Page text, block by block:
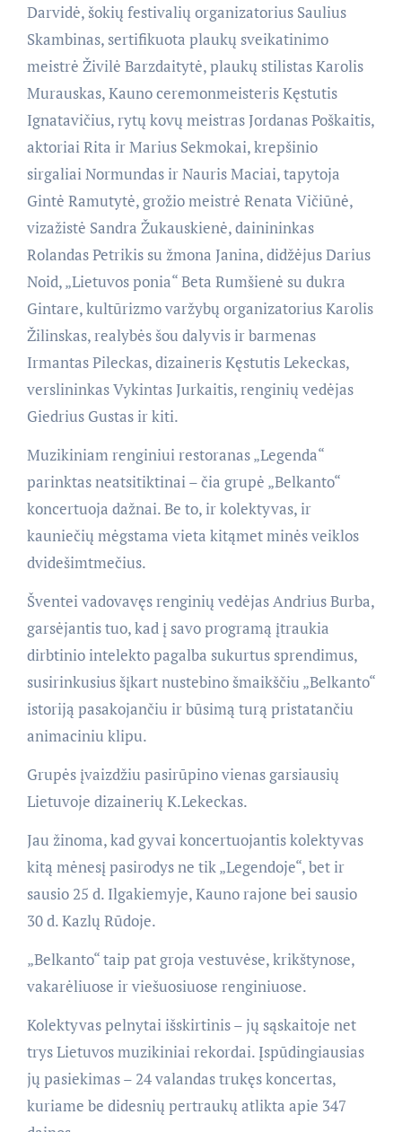
Darvidė, šokių festivalių organizatorius Saulius
Skambinas, sertifikuota plaukų sveikatinimo
meistrė Živilė Barzdaitytė, plaukų stilistas Karolis
Murauskas, Kauno ceremonmeisteris Kęstutis
Ignatavičius, rytų kovų meistras Jordanas Poškaitis,
aktoriai Rita ir Marius Sekmokai, krepšinio
sirgaliai Normundas ir Nauris Maciai, tapytoja
Gintė Ramutytė, grožio meistrė Renata Vičiūnė,
vizažistė Sandra Žukauskienė, dainininkas
Rolandas Petrikis su žmona Janina, didžėjus Darius
Noid, „Lietuvos ponia“ Beta Rumšienė su dukra
Gintare, kultūrizmo varžybų organizatorius Karolis
Žilinskas, realybės šou dalyvis ir barmenas
Irmantas Pileckas, dizaineris Kęstutis Lekeckas,
verslininkas Vykintas Jurkaitis, renginių vedėjas
Giedrius Gustas ir kiti.
Muzikiniam renginiui restoranas „Legenda“
parinktas neatsitiktinai – čia grupė „Belkanto“
koncertuoja dažnai. Be to, ir kolektyvas, ir
kauniečių mėgstama vieta kitąmet minės veiklos
dvidešimtmečius.
Šventei vadovavęs renginių vedėjas Andrius Burba,
garsėjantis tuo, kad į savo programą įtraukia
dirbtinio intelekto pagalba sukurtus sprendimus,
susirinkusius šįkart nustebino šmaikščiu „Belkanto“
istoriją pasakojančiu ir būsimą turą pristatančiu
animaciniu klipu.
Grupės įvaizdžiu pasirūpino vienas garsiausių
Lietuvoje dizainerių K.Lekeckas.
Jau žinoma, kad gyvai koncertuojantis kolektyvas
kitą mėnesį pasirodys ne tik „Legendoje“, bet ir
sausio 25 d. Ilgakiemyje, Kauno rajone bei sausio
30 d. Kazlų Rūdoje.
„Belkanto“ taip pat groja vestuvėse, krikštynose,
vakarėliuose ir viešuosiuose renginiuose.
Kolektyvas pelnytai išskirtinis – jų sąskaitoje net
trys Lietuvos muzikiniai rekordai. Įspūdingiausias
jų pasiekimas – 24 valandas trukęs koncertas,
kuriame be didesnių pertraukų atlikta apie 347